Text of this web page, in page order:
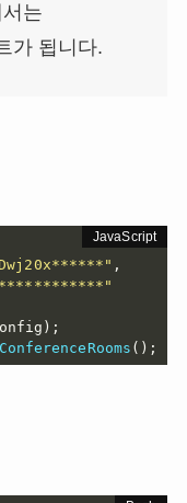
는
가 됩니다.
,
) ;
( ) ;